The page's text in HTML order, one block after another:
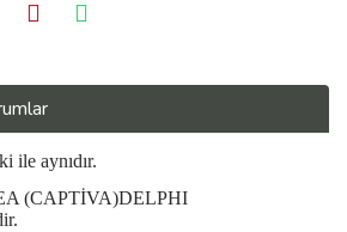
ile aynıdır.
(CAPTİVA)DELPHI